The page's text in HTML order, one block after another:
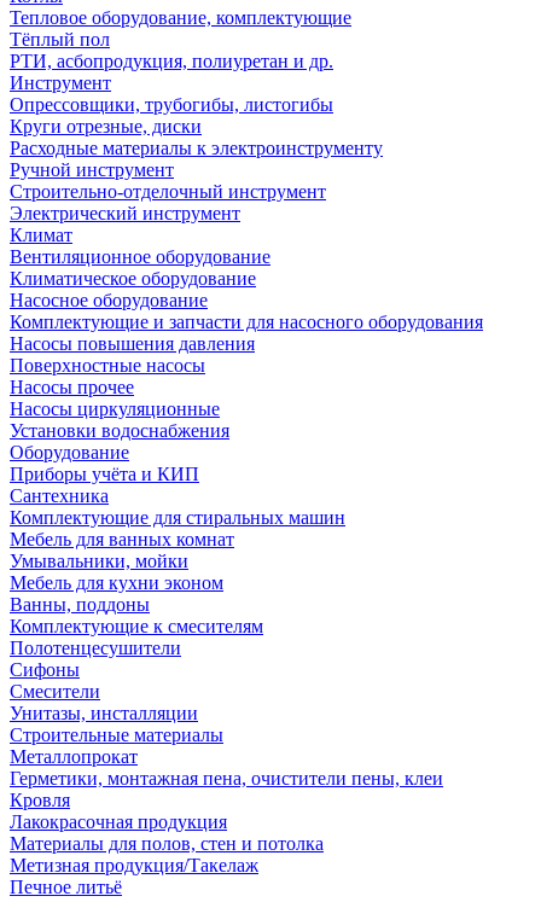
Тепловое оборудование, комплектующие
Тёплый пол
РТИ, асбопродукция, полиуретан и др.
Инструмент
Опрессовщики, трубогибы, листогибы
Круги отрезные, диски
Расходные материалы к электроинструменту
Ручной инструмент
Строительно-отделочный инструмент
Электрический инструмент
Климат
Вентиляционное оборудование
Климатическое оборудование
Насосное оборудование
Комплектующие и запчасти для насосного оборудования
Насосы повышения давления
Поверхностные насосы
Насосы прочее
Насосы циркуляционные
Установки водоснабжения
Оборудование
Приборы учёта и КИП
Сантехника
Комплектующие для стиральных машин
Мебель для ванных комнат
Умывальники, мойки
Мебель для кухни эконом
Ванны, поддоны
Комплектующие к смесителям
Полотенцесушители
Сифоны
Смесители
Унитазы, инсталляции
Строительные материалы
Металлопрокат
Герметики, монтажная пена, очистители пены, клеи
Кровля
Лакокрасочная продукция
Материалы для полов, стен и потолка
Метизная продукция/Такелаж
Печное литьё